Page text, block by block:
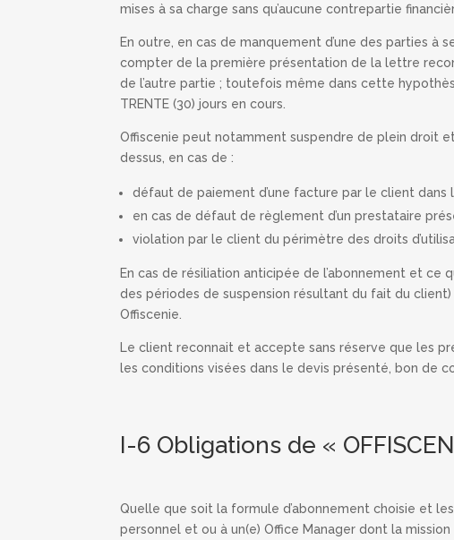
mises à sa charge sans qu’aucune contrepartie
En outre, en cas de manquement d’une des parties à
compter de la première présentation de la lettre
de l’autre partie ; toutefois même dans cette
TRENTE (30) jours en cours.
Offiscenie peut notamment suspendre de plein droit
dessus, en cas de :
défaut de paiement d’une facture par le client dans
en cas de défaut de règlement d’un prestataire
violation par le client du périmètre des droits
En cas de résiliation anticipée de l’abonnement et
des périodes de suspension résultant du fait du
Offiscenie.
Le client reconnait et accepte sans réserve que les
les conditions visées dans le devis présenté, bon de
I-6 Obligations de «
Quelle que soit la formule d’abonnement choisie et
personnel et ou à un(e) Office Manager dont la